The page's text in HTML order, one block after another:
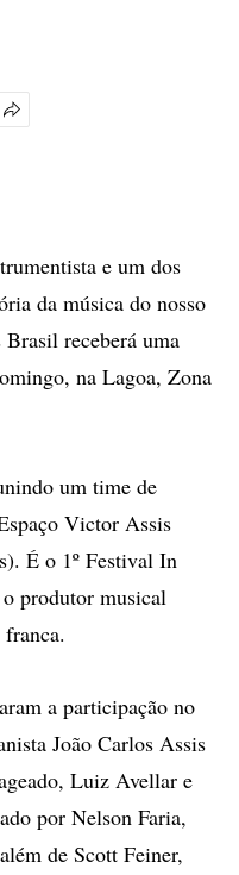
e um dos
da música do nosso
receberá uma
na Lagoa, Zona
um time de
Victor Assis
É o 1º Festival In
produtor musical
a participação no
João Carlos Assis
Luiz Avellar e
por Nelson Faria,
de Scott Feiner,